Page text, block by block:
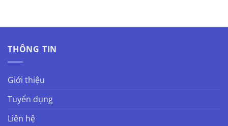
THÔNG TIN
Giới thiệu
Tuyển dụng
Liên hệ